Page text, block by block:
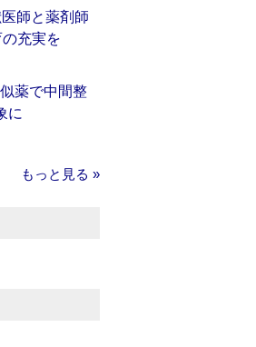
師と薬剤師
充実を
薬で中間整
に
もっと見る »